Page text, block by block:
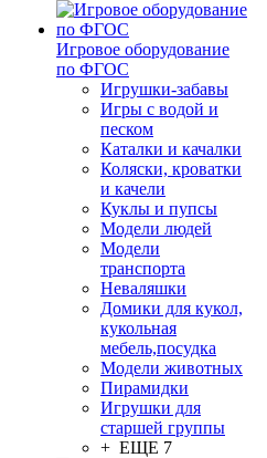
Игровое оборудование
по ФГОС
Игрушки-забавы
Игры с водой и
песком
Каталки и качалки
Коляски, кроватки
и качели
Куклы и пупсы
Модели людей
Модели
транспорта
Неваляшки
Домики для кукол,
кукольная
мебель,посудка
Модели животных
Пирамидки
Игрушки для
старшей группы
+ ЕЩЕ 7